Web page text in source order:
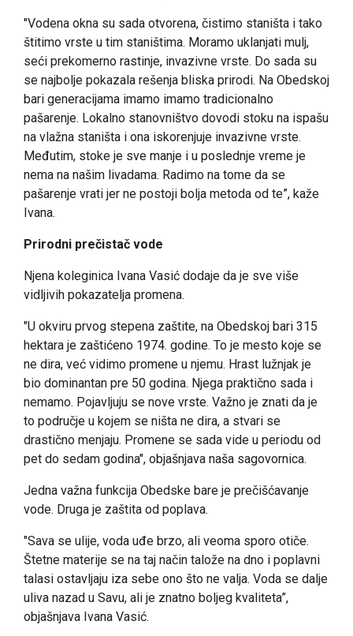
"Vodena okna su sada otvorena, čistimo staništa i tako
štitimo vrste u tim staništima. Moramo uklanjati mulj,
seći prekomerno rastinje, invazivne vrste. Do sada su
se najbolje pokazala rešenja bliska prirodi. Na Obedskoj
bari generacijama imamo imamo tradicionalno
pašarenje. Lokalno stanovništvo dovodi stoku na ispašu
na vlažna staništa i ona iskorenjuje invazivne vrste.
Međutim, stoke je sve manje i u poslednje vreme je
nema na našim livadama. Radimo na tome da se
pašarenje vrati jer ne postoji bolja metoda od te”, kaže
Ivana.
Prirodni prečistač vode
Njena koleginica Ivana Vasić dodaje da je sve više
vidljivih pokazatelja promena.
"U okviru prvog stepena zaštite, na Obedskoj bari 315
hektara je zaštićeno 1974. godine. To je mesto koje se
ne dira, već vidimo promene u njemu. Hrast lužnjak je
bio dominantan pre 50 godina. Njega praktično sada i
nemamo. Pojavljuju se nove vrste. Važno je znati da je
to područje u kojem se ništa ne dira, a stvari se
drastično menjaju. Promene se sada vide u periodu od
pet do sedam godina", objašnjava naša sagovornica.
Jedna važna funkcija Obedske bare je prečišćavanje
vode. Druga je zaštita od poplava.
"Sava se ulije, voda uđe brzo, ali veoma sporo otiče.
Štetne materije se na taj način talože na dno i poplavni
talasi ostavljaju iza sebe ono što ne valja. Voda se dalje
uliva nazad u Savu, ali je znatno boljeg kvaliteta”,
objašnjava Ivana Vasić.